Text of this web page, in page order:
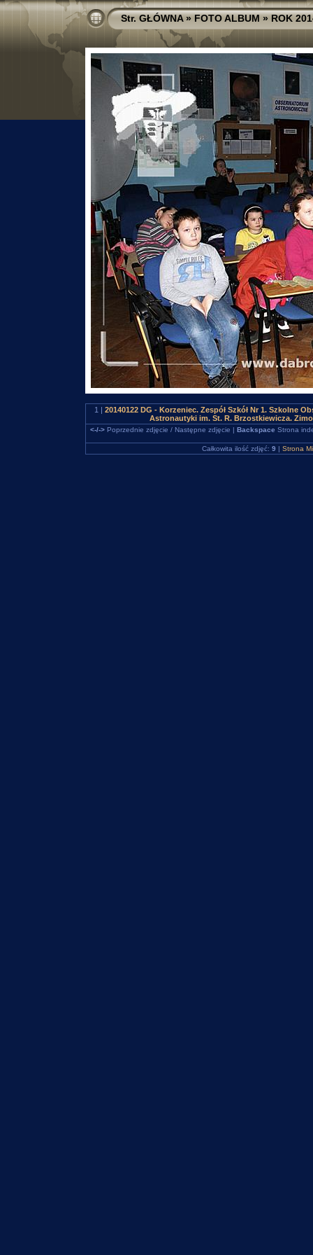
Str. GŁÓWNA»FOTO ALBUM»ROK
1 | 20140122 DG - Korzeniec. Zespół Szkół Nr 1. Szkolne
Astronautyki im. St. R. Brzostkiewicza.
<-/->Poprzednie zdjęcie / Następne zdjęcie | Backspace Strona
Całkowita ilość zdjęć: 9 | Strona